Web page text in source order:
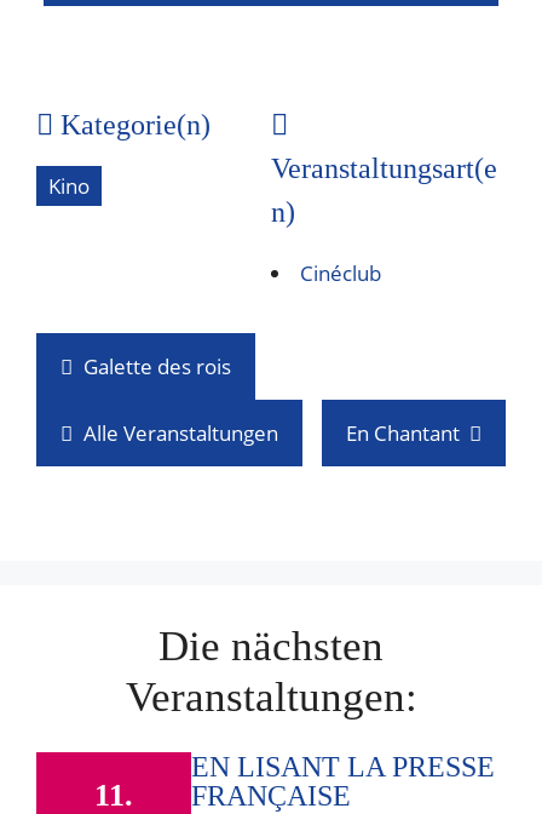
Kategorie(n)
Kino
Veranstaltungsart(e
n)
Cinéclub
Galette des rois
Alle Veranstaltungen En Chantant
Die nächsten
Veranstaltungen:
11.
EN LISANT LA PRESSE
FRANÇAISE